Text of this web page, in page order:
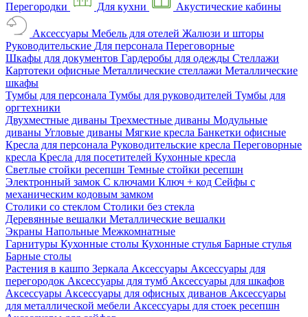
Перегородки Для кухни Акустические кабины
Аксессуары Мебель для отелей Жалюзи и шторы
Руководительские Для персонала Переговорные
Шкафы для документов Гардеробы для одежды Стеллажи
Картотеки офисные Металлические стеллажи Металлические
шкафы
Тумбы для персонала Тумбы для руководителей Тумбы для
оргтехники
Двухместные диваны Трехместные диваны Модульные
диваны Угловые диваны Мягкие кресла Банкетки офисные
Кресла для персонала Руководительские кресла Переговорные
кресла Кресла для посетителей Кухонные кресла
Светлые стойки ресепшн Темные стойки ресепшн
Электронный замок С ключами Ключ + код Сейфы с
механическим кодовым замком
Столики со стеклом Столики без стекла
Деревянные вешалки Металлические вешалки
Экраны Напольные Межкомнатные
Гарнитуры Кухонные столы Кухонные стулья Барные стулья
Барные столы
Растения в кашпо Зеркала Аксессуары Аксессуары для
перегородок Аксессуары для тумб Аксессуары для шкафов
Аксессуары Аксессуары для офисных диванов Аксессуары
для металлической мебели Аксессуары для стоек ресепшн